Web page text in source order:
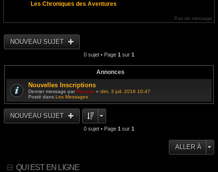
Les Chroniques des Aventures
Pas de message
NOUVEAU SUJET
0 sujet • Page 1 sur 1
Annonces
Nouvelles Inscriptions
Dernier message parResane « dim. 3 juil. 2016 10:47
Posté dans Les Messages
NOUVEAU SUJET
0 sujet • Page 1 sur 1
ALLER À
QUI EST EN LIGNE